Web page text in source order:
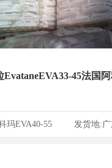
EvataneEVA33-45法国
玛EVA40-55 发货地: